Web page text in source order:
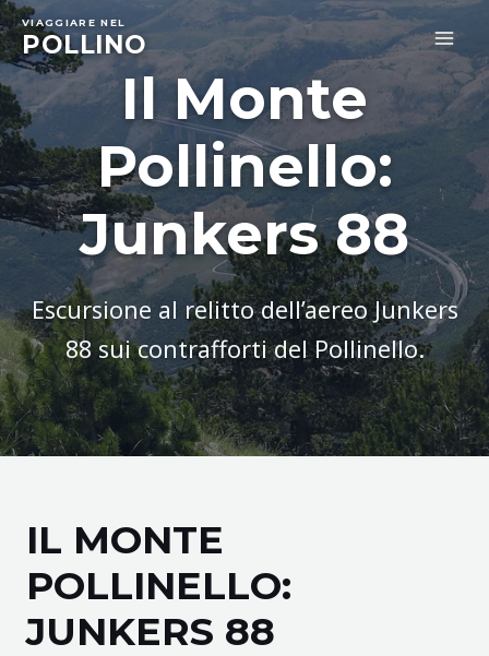
Skip
to
content
VIAGGIARE NEL
POLLINO
Il Monte
Pollinello:
Junkers 88
Escursione al relitto dell’aereo Junkers
88 sui contrafforti del Pollinello.
IL MONTE
POLLINELLO:
JUNKERS 88